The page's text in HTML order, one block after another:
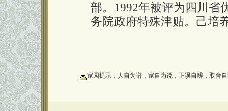
部。1992年被评为四川省
务院政府特殊津贴。己培
家园提示：人自为谱，家自为说，正误自辨，取舍